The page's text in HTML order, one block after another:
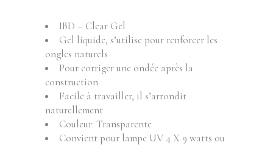
IBD – Clear Gel
Gel liquide, s’utilise pour renforcer les
ongles naturels
Pour corriger une ondée après la
construction
Facile à travailler, il s’arrondit
naturellement
Couleur: Transparente
Convient pour lampe UV 4 X 9 watts ou